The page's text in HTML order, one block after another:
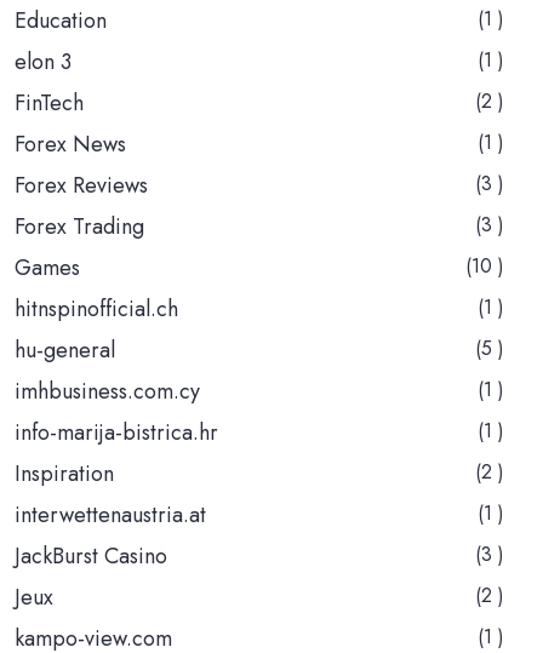
Education (1 )
elon 3 (1 )
FinTech (2 )
Forex News (1 )
Forex Reviews (3 )
Forex Trading (3 )
Games (10 )
hitnspinofficial.ch (1 )
hu-general (5 )
imhbusiness.com.cy (1 )
info-marija-bistrica.hr (1 )
Inspiration (2 )
interwettenaustria.at (1 )
JackBurst Casino (3 )
Jeux (2 )
kampo-view.com (1 )